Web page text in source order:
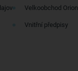
Velkoobchod Orion
Vnitřní předpisy